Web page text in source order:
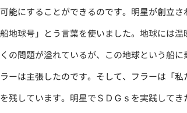
能にすることができるのです。明星が創立
地球号」とう言葉を使いました。地球には
の問題が溢れているが、この地球という船
ーは主張したのです。そして、フラーは「
残しています。明星でＳＤＧｓを実践して